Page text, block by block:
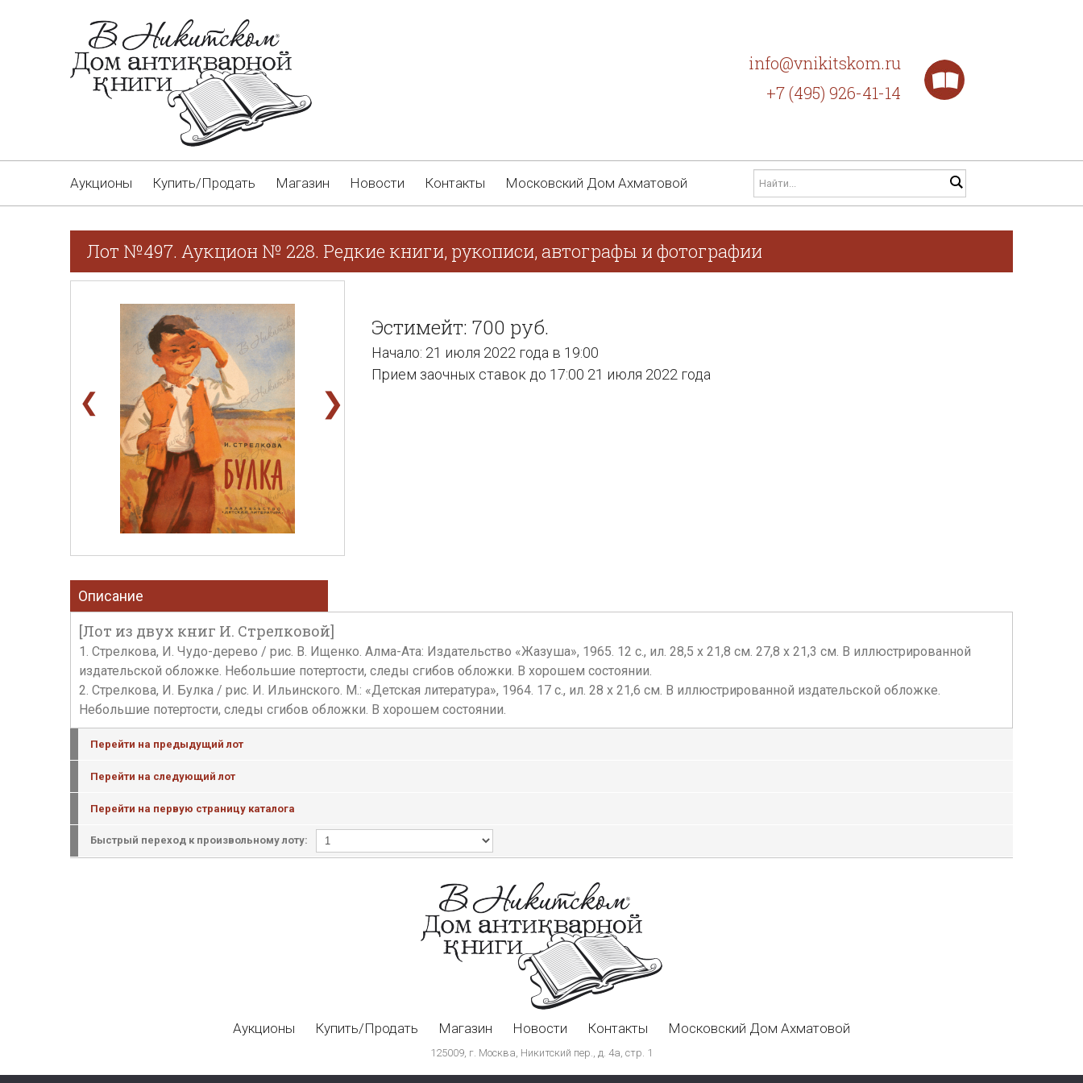
info@vnikitskom.ru
+7 (495) 926-41-14
Аукционы Купить/Продать Магазин Новости Контакты Московский Дом Ахматовой
Лот №497. Аукцион № 228. Редкие книги, рукописи, автографы и фотографии
❮ ❯
Эстимейт: 700 руб.
Начало: 21 июля 2022 года в 19:00
Прием заочных ставок до 17:00 21 июля 2022 года
Описание
[Лот из двух книг И. Стрелковой]
1. Стрелкова, И. Чудо-дерево / рис. В. Ищенко. Алма-Ата: Издательство «Жазуша», 1965. 12 с., ил. 28,5 х 21,8 см. 27,8 х 21,3 см. В иллюстрированной
издательской обложке. Небольшие потертости, следы сгибов обложки. В хорошем состоянии.
2. Стрелкова, И. Булка / рис. И. Ильинского. М.: «Детская литература», 1964. 17 с., ил. 28 х 21,6 см. В иллюстрированной издательской обложке.
Небольшие потертости, следы сгибов обложки. В хорошем состоянии.
Перейти на предыдущий лот
Перейти на следующий лот
Перейти на первую страницу каталога
Быстрый переход к произвольному лоту:
Аукционы Купить/Продать Магазин Новости Контакты Московский Дом Ахматовой
125009, г. Москва, Никитский пер., д. 4а, стр. 1